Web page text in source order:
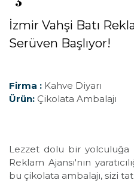
İzmir Vahşi Batı
Serüven Başlıyor!
Firma : Kahve Diyarı
Ürün: Çikolata Ambalajı
Lezzet dolu bir yolculuğa
Reklam Ajansı'nın
bu çikolata ambalajı, sizi